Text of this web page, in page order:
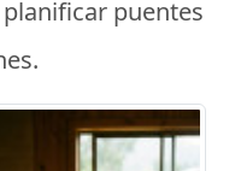
puentes